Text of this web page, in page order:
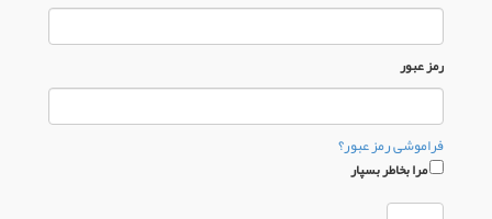
رمز عبور
فراموشی رمز عبور؟
مرا بخاطر بسپار